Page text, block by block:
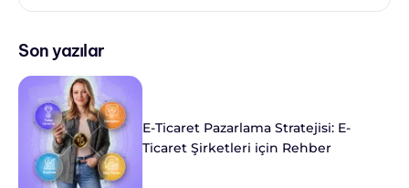
Son yazılar
E-Ticaret Pazarlama Stratejisi: E-
Ticaret Şirketleri için Rehber